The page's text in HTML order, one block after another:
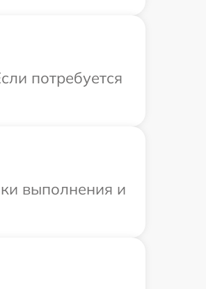
потребуется
выполнения и